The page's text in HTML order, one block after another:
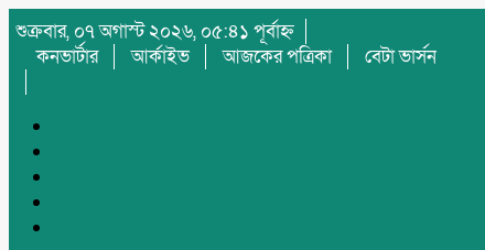
শুক্রবার, ০৭ অগাস্ট ২০২৬, ০৫:৪১ পূর্বাহ্ন
কনভার্টার
আর্কাইভ আজকের পত্রিকা বেটা ভার্সন